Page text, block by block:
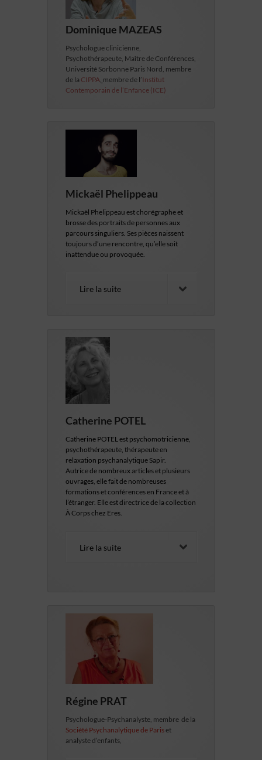
Dominique MAZEAS
Psychologue clinicienne,
Psychothérapeute, Maître de Conférences,
Université Sorbonne Paris Nord, membre
de la CIPPA membre de l’Institut
Contemporain de l’Enfance (ICE)
Mickaël Phelippeau
Mickaël Phelippeau est chorégraphe et
brosse des portraits de personnes aux
parcours singuliers. Ses pièces naissent
toujours d’une rencontre, qu’elle soit
inattendue ou provoquée.
Lire la suite
Catherine POTEL
Catherine POTEL est psychomotricienne,
psychothérapeute, thérapeute en
relaxation psychanalytique Sapir.
Autrice de nombreux articles et plusieurs
ouvrages, elle fait de nombreuses
formations et conférences en France et à
l’étranger. Elle est directrice de la collection
À Corps chez Eres.
Lire la suite
Régine PRAT
Psychologue-Psychanalyste, membre de la
Société Psychanalytique de Pariset
analyste d’enfants,